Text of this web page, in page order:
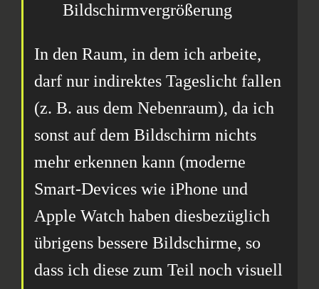
Bildschirmvergrößerung
In den Raum, in dem ich arbeite,
darf nur indirektes Tageslicht fallen
(z. B. aus dem Nebenraum), da ich
sonst auf dem Bildschirm nichts
mehr erkennen kann (moderne
Smart-Devices wie iPhone und
Apple Watch haben diesbezüglich
übrigens bessere Bildschirme, so
dass ich diese zum Teil noch visuell